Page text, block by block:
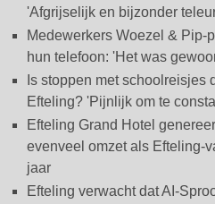
'Afgrijselijk en bijzonder
Medewerkers Woezel & Pip-
hun telefoon: 'Het was
Is stoppen met schoolreisjes
Efteling? 'Pijnlijk om te
Efteling Grand Hotel
evenveel omzet als Efteling-
jaar
Efteling verwacht dat AI-